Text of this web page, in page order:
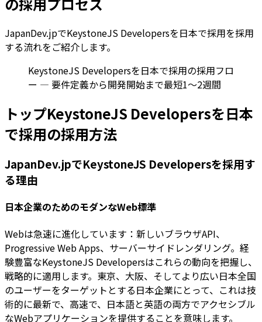
JapanDev.jpでKeystoneJS Developersを日本で採用を採用
する流れをご紹介します。
KeystoneJS Developersを日本で採用の採用フロ
ー — 要件定義から開発開始まで最短1〜2週間
トップKeystoneJS Developersを日本
で採用の採用方法
JapanDev.jpでKeystoneJS Developersを採用す
る理由
日本企業のためのモダンなWeb標準
Webは急速に進化しています：新しいブラウザAPI、
Progressive Web Apps、サーバーサイドレンダリング。経
験豊富なKeystoneJS Developersはこれらの動向を把握し、
戦略的に適用します。東京、大阪、そしてより広い日本全国
のユーザーをターゲットとする日本企業にとって、これは技
術的に最新で、高速で、日本語と英語の両方でアクセシブル
なWebアプリケーションを提供することを意味します。